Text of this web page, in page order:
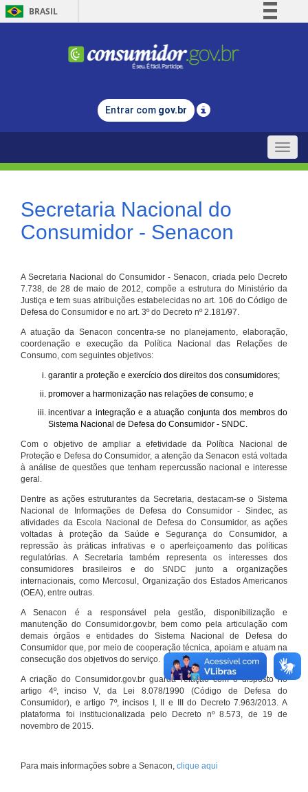
BRASIL
Comunica BR
Legislação
Entrar com gov.br
Toggle
Secretaria Nacional do
Consumidor - Senacon
A Secretaria Nacional do Consumidor - Senacon, criada pelo Decreto
7.738, de 28 de maio de 2012, compõe a estrutura do Ministério da
Justiça e tem suas atribuições estabelecidas no art. 106 do Código de
Defesa do Consumidor e no art. 3º do Decreto nº 2.181/97.
A atuação da Senacon concentra-se no planejamento, elaboração,
coordenação e execução da Política Nacional das Relações de
Consumo, com seguintes objetivos:
garantir a proteção e exercício dos direitos dos consumidores;
promover a harmonização nas relações de consumo; e
incentivar a integração e a atuação conjunta dos membros do
Sistema Nacional de Defesa do Consumidor - SNDC.
Com o objetivo de ampliar a efetividade da Política Nacional de
Proteção e Defesa do Consumidor, a atenção da Senacon está voltada
à análise de questões que tenham repercussão nacional e interesse
geral.
Dentre as ações estruturantes da Secretaria, destacam-se o Sistema
Nacional de Informações de Defesa do Consumidor - Sindec, as
atividades da Escola Nacional de Defesa do Consumidor, as ações
voltadas à proteção da Saúde e Segurança do Consumidor, a
repressão às práticas infrativas e o aperfeiçoamento das políticas
regulatórias. A Secretaria também representa os interesses dos
consumidores brasileiros e do SNDC junto a organizações
internacionais, como Mercosul, Organização dos Estados Americanos
(OEA), entre outras.
A Senacon é a responsável pela gestão, disponibilização e
manutenção do Consumidor.gov.br, bem como pela articulação com
demais órgãos e entidades do Sistema Nacional de Defesa do
Consumidor que, por meio de cooperação técnica, apoiam e atuam na
consecução dos objetivos do serviço.
A criação do Consumidor.gov.br guarda relação com o disposto no
artigo 4º, inciso V, da Lei 8.078/1990 (Código de Defesa do
Consumidor), e artigo 7º, incisos I, II e III do Decreto 7.963/2013. A
plataforma foi institucionalizada pelo Decreto nº 8.573, de 19 de
novembro de 2015.
Para mais informações sobre a Senacon, clique aqui